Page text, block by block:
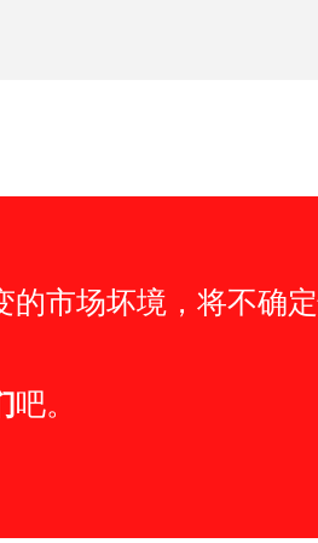
的市场坏境，将不确
吧。